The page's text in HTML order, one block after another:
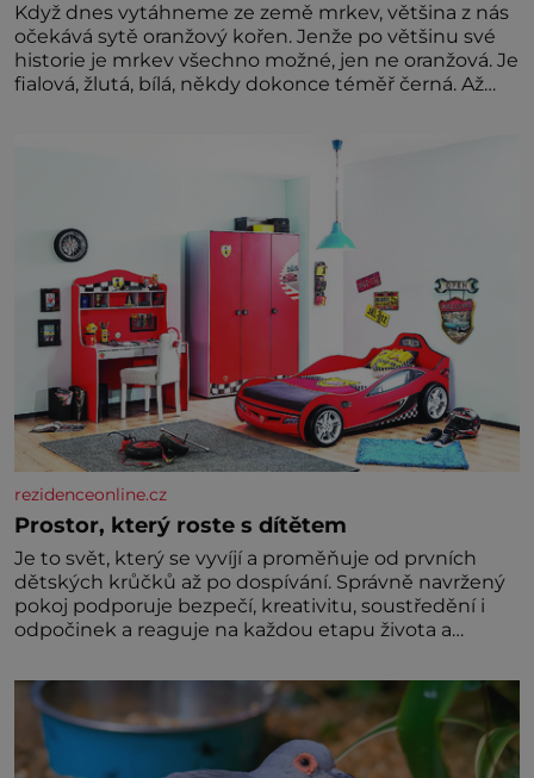
Když dnes vytáhneme ze země mrkev, většina z nás
očekává sytě oranžový kořen. Jenže po většinu své
historie je mrkev všechno možné, jen ne oranžová. Je
fialová, žlutá, bílá, někdy dokonce téměř černá. Až
nedokážeme představit. Její příběh je
rezidenceonline.cz
Prostor, který roste s dítětem
Je to svět, který se vyvíjí a proměňuje od prvních
dětských krůčků až po dospívání. Správně navržený
pokoj podporuje bezpečí, kreativitu, soustředění i
odpočinek a reaguje na každou etapu života a
jednoduchost, měkkost a bezpečí, proto by pokoj
miminka měl působit především klidně a útulně.
Předškolní věk je